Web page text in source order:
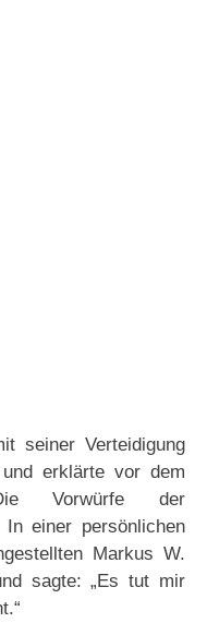
seiner Verteidigung
erklärte vor dem
Vorwürfe der
In einer persönlichen
Markus W.
sagte: „Es tut mir